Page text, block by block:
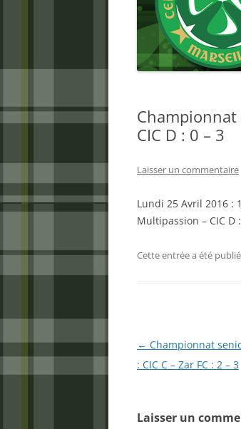
CIC D : 0 – 3
Laisser un commentaire
Lundi 25 Avril 2016 :
Multipassion – CIC
Cette entrée a été
Navigation
des
← Championnat
: CIC C – Zar FC : 2 – 3
Laisser un